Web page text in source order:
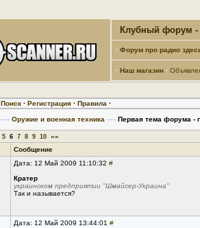
Клубный форум -
· Форум про радио
· Наш магазин ·
Поиск · Регистрация · Правила ·
—› Оружие и военная техника —› Первая тема форума -
5 6 7 8 9 10 »»
Сообщение
Дата: 12 Май 2009 11:10:32 #
Кратер
украинском предприятии "Шмайсер-Украина"
Так и называется?
Дата: 12 Май 2009 13:44:01 #